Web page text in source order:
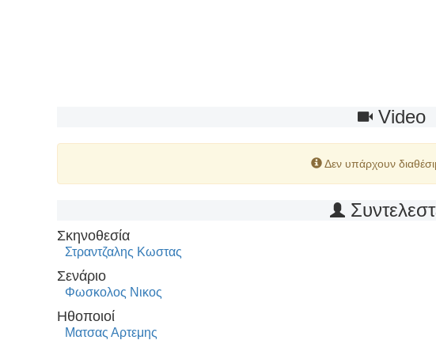
Video
Δεν υπάρχουν
Σκηνοθεσία
Στραντζαλης Κωστας
Σενάριο
Φωσκολος Νικος
Ηθοποιοί
Ματσας Αρτεμης